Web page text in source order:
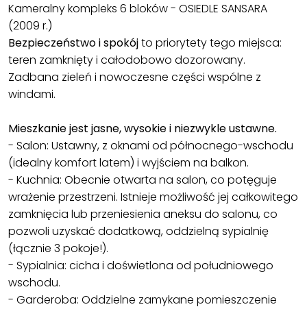
Kameralny kompleks 6 bloków - OSIEDLE SANSARA
(2009 r.)
Bezpieczeństwo i spokójto priorytety tego miejsca:
teren zamknięty i całodobowo dozorowany.
Zadbana zieleń i nowoczesne części wspólne z
windami.
Mieszkanie jest jasne, wysokie i niezwykle ustawne.
- Salon: Ustawny, z oknami od północnego-wschodu
(idealny komfort latem) i wyjściem na balkon.
- Kuchnia: Obecnie otwarta na salon, co potęguje
wrażenie przestrzeni. Istnieje możliwość jej całkowitego
zamknięcia lub przeniesienia aneksu do salonu, co
pozwoli uzyskać dodatkową, oddzielną sypialnię
(łącznie 3 pokoje!).
- Sypialnia: cicha i doświetlona od południowego
wschodu.
- Garderoba: Oddzielne zamykane pomieszczenie